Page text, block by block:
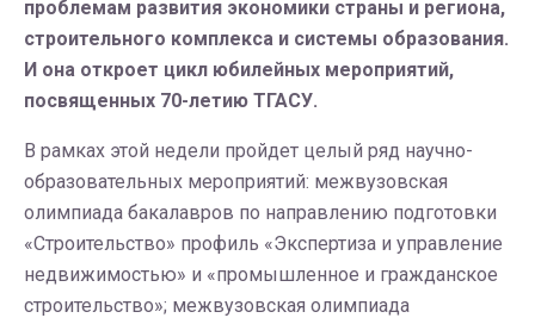
проблемам развития экономики страны и региона,
строительного комплекса и системы образования.
И она откроет цикл юбилейных мероприятий,
посвященных 70-летию ТГАСУ.
В рамках этой недели пройдет целый ряд научно-
образовательных мероприятий: межвузовская
олимпиада бакалавров по направлению подготовки
«Строительство» профиль «Экспертиза и управление
недвижимостью» и «промышленное и гражданское
строительство»; межвузовская олимпиада